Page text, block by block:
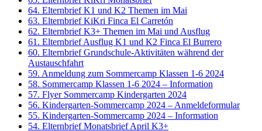
64. Elternbrief K1 und K2 Themen im Mai
63. Elternbrief KiKri Finca El Carretón
62. Elternbrief K3+ Themen im Mai und Ausflug
61. Elternbrief Ausflug K1 und K2 Finca El Burrero
60. Elternbrief Grundschule-Aktivitäten während der
Austauschfahrt
59. Anmeldung zum Sommercamp Klassen 1-6 2024
58. Sommercamp Klassen 1-6 2024 – Information
57. Flyer Sommercamp Kindergarten 2024
56. Kindergarten-Sommercamp 2024 – Anmeldeformular
55. Kindergarten-Sommercamp 2024 – Information
54. Elternbrief Monatsbrief April K3+